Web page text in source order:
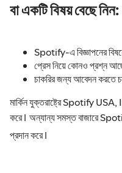
বা একটি বিষয় বেছে নিন:
Spotify-এ বিজ্ঞাপনের
প্রেস নিয়ে কোনও প্রশ্ন
চাকরির জন্য আবেদন করতে
মার্কিন যুক্তরাষ্ট্রে Spotify USA,
করে। অন্যান্য সমস্ত বাজারে
প্রদান করে।